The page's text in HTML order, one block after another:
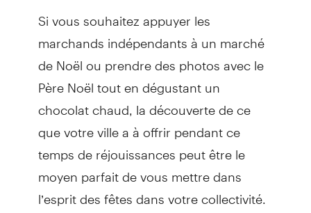
Si vous souhaitez appuyer les
marchands indépendants à un marché
de Noël ou prendre des photos avec le
Père Noël tout en dégustant un
chocolat chaud, la découverte de ce
que votre ville a à offrir pendant ce
temps de réjouissances peut être le
moyen parfait de vous mettre dans
l’esprit des fêtes dans votre collectivité.